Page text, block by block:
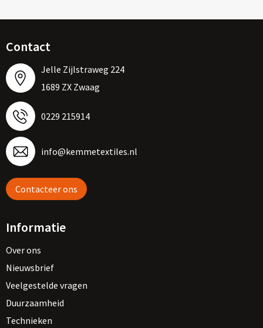
Contact
Jelle Zijlstraweg 224
1689 ZX Zwaag
0229 215914
info@kemmetextiles.nl
Contacteer ons
Informatie
Over ons
Nieuwsbrief
Veelgestelde vragen
Duurzaamheid
Technieken